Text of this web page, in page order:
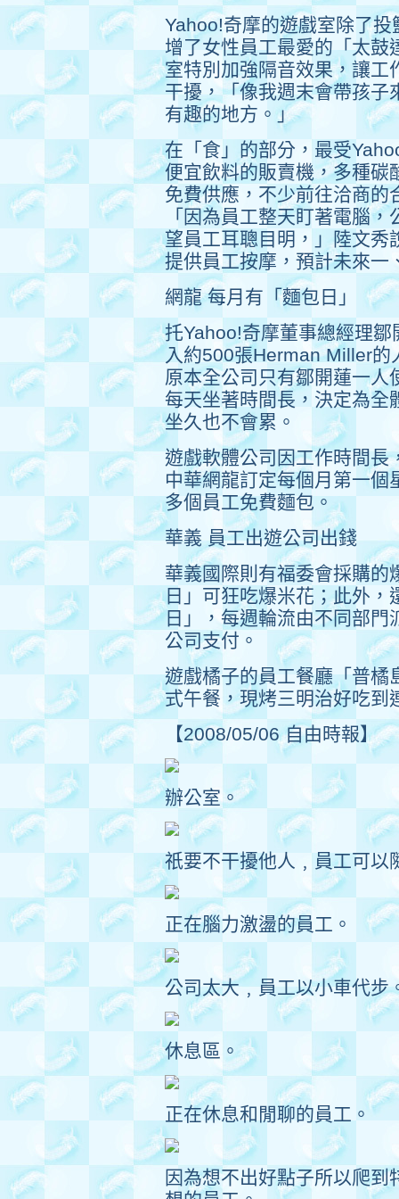
Yahoo!奇摩的遊戲室除了
增了女性員工最愛的「太鼓
室特別加強隔音效果，讓工
干擾，「像我週末會帶孩子
有趣的地方。」
在「食」的部分，最受
便宜飲料的販賣機，多種碳
免費供應，不少前往洽商的
「因為員工整天盯著電腦
望員工耳聰目明，」陸文秀
提供員工按摩，預計未來一
網龍 每月有「麵包日」
托Yahoo!奇摩董事總經理
入約500張Herman Miller
原本全公司只有鄒開蓮一人
每天坐著時間長，決定為全
坐久也不會累。
遊戲軟體公司因工作時間長
中華網龍訂定每個月第一
多個員工免費麵包。
華義 員工出遊公司出錢
華義國際則有福委會採購的
日」可狂吃爆米花；此外，
日」，每週輪流由不同部
公司支付。
遊戲橘子的員工餐廳「普橘
式午餐，現烤三明治好吃到
【2008/05/06 自由時報】
辦公室。
祇要不干擾他人﹐員工可以
正在腦力激盪的員工。
公司太大﹐員工以小車代步
休息區。
正在休息和閒聊的員工。
因為想不出好點子所以爬